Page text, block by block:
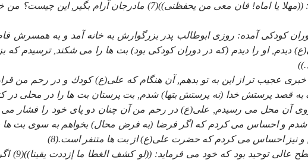
افكند, سپس به حليمه رو كرد و فرمود: ((مهلا يا اماه! فان معى من يحفظنى))(7) مادرجان آرام
كودكى آمده: روزى ابوطالب پدر بزرگوارش به خانه آمد و به همسرش
ديدم, او را ديدم (كه در دوران كودكى بود) بت ها را مى شكند, ترسيدم كه
عجيب تر از اين به تو بدهم, آن هنگام كه على(ع) كودك و در رحم من
قصد پرستش خدا (نه پرستش بتها) شدم, بت پرستان بت ها را در محلى در
آن محل مى رسيدم, على(ع) در رحم من آن چنان دو پاى خود را فشار مى
شدم و احساس مى كردم كه اگر فرضا (به فرض محال) بخواهم به سوى بت ها
و نيز احساس مى كردم كه حضرت على(ع) از بت ها متنفر است.(8)
على(ع) از همان كودكى آن